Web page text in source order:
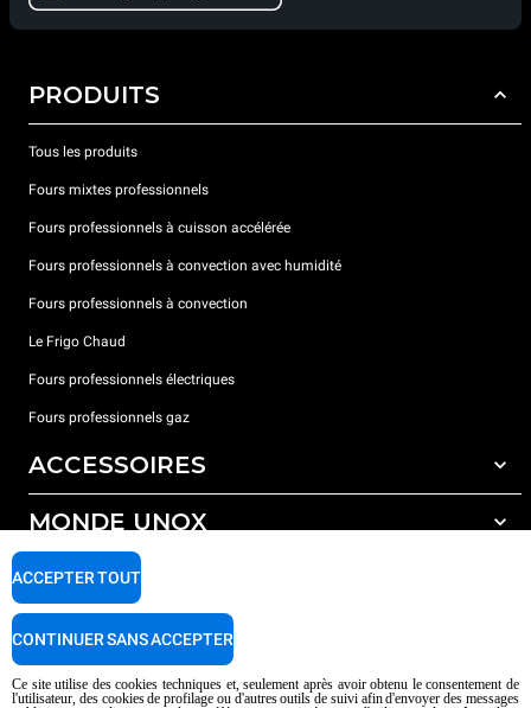
PRODUITS
Tous les produits
Fours mixtes professionnels
Fours professionnels à cuisson accélérée
Fours professionnels à convection avec humidité
Fours professionnels à convection
Le Frigo Chaud
Fours professionnels électriques
Fours professionnels gaz
ACCESSOIRES
Tous les accessoires
Détergents pour lavage automatique
Détergents pour lavage manuel
Traitement de l'eau avec filtres à résine
MONDE UNOX
Nos bureaux dans le monde
SUPPORT
Garantie Unox
Ce site utilise des cookies techniques et, seulement après avoir obtenu le consentement de
l'utilisateur, des cookies de profilage ou d'autres outils de suivi afin d'envoyer des messages
ACCEPTER TOUT
CONTINUER SANS ACCEPTER